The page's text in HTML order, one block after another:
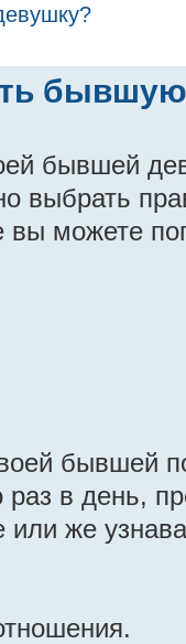
бывшей
выбрать
вы можете
бывшей
раз в день,
же